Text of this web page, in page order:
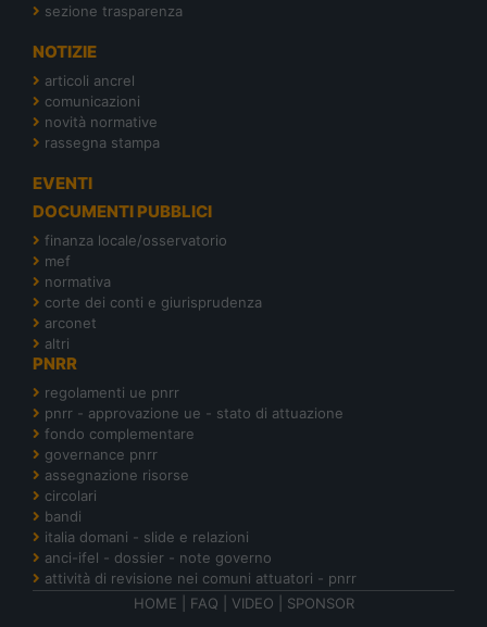
sezione trasparenza
NOTIZIE
articoli ancrel
comunicazioni
novità normative
rassegna stampa
EVENTI
DOCUMENTI PUBBLICI
finanza locale/osservatorio
mef
normativa
corte dei conti e giurisprudenza
arconet
altri
PNRR
regolamenti ue pnrr
pnrr - approvazione ue - stato di attuazione
fondo complementare
governance pnrr
assegnazione risorse
circolari
bandi
italia domani - slide e relazioni
anci-ifel - dossier - note governo
attività di revisione nei comuni attuatori - pnrr
HOME
FAQ VIDEO SPONSOR